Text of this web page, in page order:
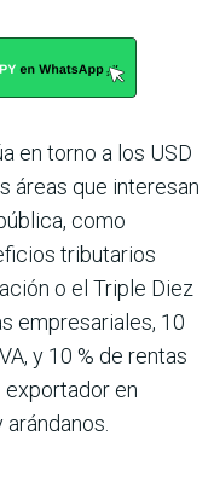
en torno a los USD
áreas que interesan
como
tributa­rios
o el Tri­ple Diez
empresaria­les, 10
y 10 % de ren­tas
en